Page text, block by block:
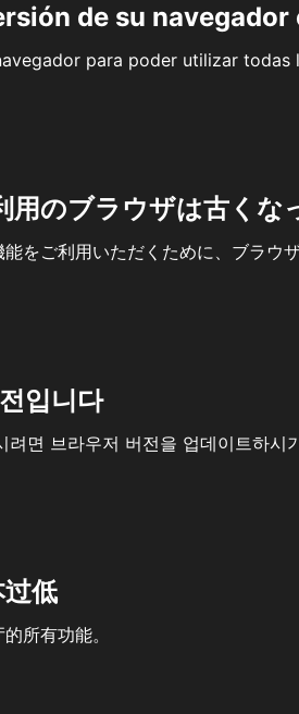
de su navegador
para poder utilizar
用のブラウザは古くな
をご利用いただくために、ブラウ
입니다
면 브라우저 버전을 업데이트하시
低
所有功能。